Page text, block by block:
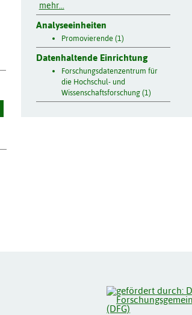
mehr...
Analyseeinheiten
Promovierende (1)
Datenhaltende Einrichtung
Forschungsdatenzentrum für
die Hochschul- und
Wissenschaftsforschung (1)